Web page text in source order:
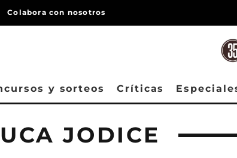
Colabora con nosotros
y sorteos Críticas
JODICE